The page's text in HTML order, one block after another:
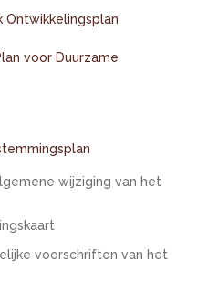
Ontwikkelingsplan
voor Duurzame
wijziging van het
voorschriften van het